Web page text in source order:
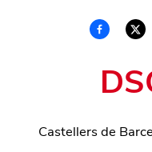
Castellers de